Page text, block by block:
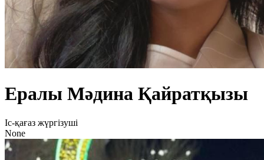
Ералы Мәдина Қайратқызы
Іс-қағаз жүргізуші
None